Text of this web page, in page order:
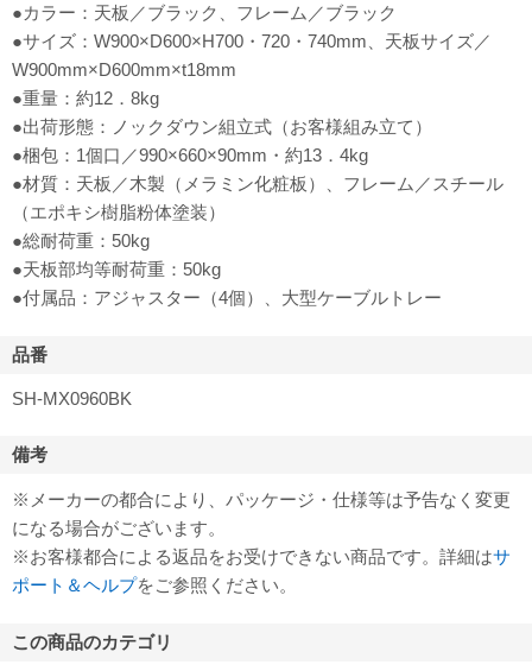
●カラー：天板／ブラック、フレーム／ブラック
●サイズ：W900×D600×H700・720・740mm、天板サイズ／
W900mm×D600mm×t18mm
●重量：約12．8kg
●出荷形態：ノックダウン組立式（お客様組み立て）
●梱包：1個口／990×660×90mm・約13．4kg
●材質：天板／木製（メラミン化粧板）、フレーム／スチール
（エポキシ樹脂粉体塗装）
●総耐荷重：50kg
●天板部均等耐荷重：50kg
●付属品：アジャスター（4個）、大型ケーブルトレー
品番
SH-MX0960BK
備考
※メーカーの都合により、パッケージ・仕様等は予告なく変更
になる場合がございます。
※お客様都合による返品をお受けできない商品です。詳細はサ
ポート＆ヘルプをご参照ください。
この商品のカテゴリ